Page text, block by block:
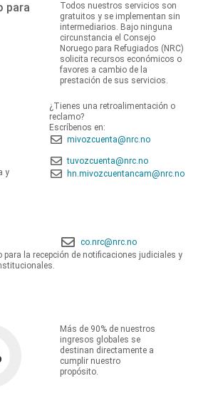
para
Todos nuestros servicios son
gratuitos y se implementan sin
intermediarios. Bajo ninguna
circunstancia el Consejo
Noruego para Refugiados (NRC)
solicita recursos económicos o
favores a cambio de la
prestación de sus servicios.
¿Tienes una retroalimentación o
reclamo?
Escríbenos en:
mivozcuenta@nrc.no
tuvozcuenta@nrc.no
y
hn.mivozcuentancam@nrc.no
co.nrc@nrc.no
para la recepción de notificaciones judiciales y
Más de 90% de nuestros
ingresos globales se
destinan directamente a
cumplir nuestro
propósito.